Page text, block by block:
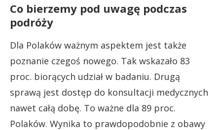
Co bierzemy pod uwagę podczas
podróży
Dla Polaków ważnym aspektem jest także
poznanie czegoś nowego. Tak wskazało 83
proc. biorących udział w badaniu. Drugą
sprawą jest dostęp do konsultacji medycznych
nawet całą dobę. To ważne dla 89 proc.
Polaków. Wynika to prawdopodobnie z obawy